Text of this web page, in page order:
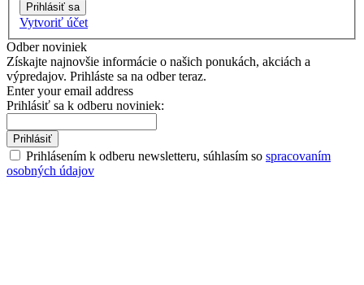
Prihlásiť sa
Vytvoriť účet
Odber noviniek
Získajte najnovšie informácie o našich ponukách, akciách a
výpredajov. Prihláste sa na odber teraz.
Enter your email address
Prihlásiť sa k odberu noviniek:
Prihlásiť
Prihlásením k odberu newsletteru, súhlasím so spracovaním
osobných údajov